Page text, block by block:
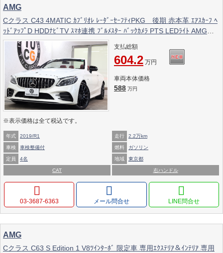
AMG
Cクラス C43 4MATIC ｶﾌﾞﾘｵﾚ ﾚｰﾀﾞｰｾｰﾌﾃｨPKG 後期 赤本革 ｴｱｽｶｰﾌ ﾍ
ｯﾄﾞｱｯﾌﾟD HDDﾅﾋﾞTV ｽﾏﾎ連携 ﾌﾞﾙﾒｽﾀｰ ﾊﾞｯｸｶﾒﾗ PTS LEDﾗｲﾄ AMG専
用装備&ﾁｭｰﾆﾝｸﾞﾀﾞｲﾅﾐｯｸｾﾚｸﾄ ﾊﾟﾅﾒﾘｶｰﾅｸﾞﾘﾙ 赤幌 9AT 2年保証
支払総額
604.2 万円
車両本体価格
588 万円
※表示価格は全て税込です。
年式 2019/R1 走行 2.2万km
車検 車検整備付 燃料 ガソリン
定員 4名 地域 東京都
CAT 右ハンドル
03-3687-6363 メール問合せ
AMG
Cクラス C63 S Edition 1 V8ﾂｲﾝﾀｰﾎﾞ 限定車 専用ｴｸｽﾃﾘｱ＆ｲﾝﾃﾘｱ 専用